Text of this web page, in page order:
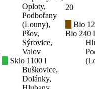
Oploty,
Podbořany
(Louny),
Pšov,
Sýrovice,
Valov
Sklo 1100 l
Buškovice,
Dolánky,
20
Bio
Bio 240 l